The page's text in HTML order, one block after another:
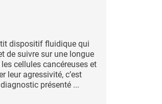
dispositif fluidique qui
de suivre sur une longue
les cellules cancéreuses et
leur agressivité, c’est
diagnostic présenté ...